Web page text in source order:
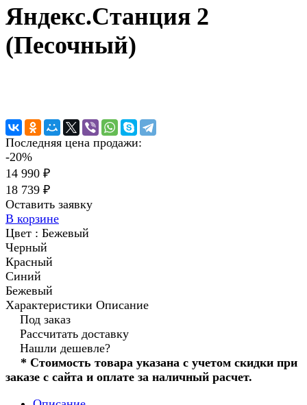
Яндекс.Станция 2
(Песочный)
Последняя цена продажи:
-20%
14 990 ₽
18 739 ₽
Оставить заявку
В корзине
Цвет : Бежевый
Черный
Красный
Синий
Бежевый
Характеристики Описание
Под заказ
Рассчитать доставку
Нашли дешевле?
* Стоимость товара указана с учетом скидки при
заказе с сайта и оплате за наличный расчет.